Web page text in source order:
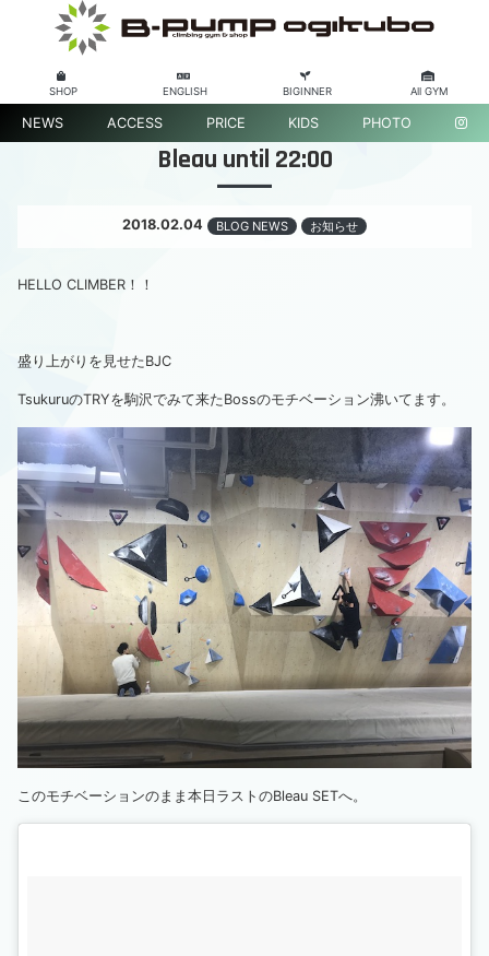
SHOP ENGLISH BIGINNER All GYM
NEWS ACCESS PRICE KIDS PHOTO
Bleau until 22:00
2018.02.04 BLOG NEWS お知らせ
HELLO CLIMBER！！
盛り上がりを見せたBJC
TsukuruのTRYを駒沢でみて来たBossのモチベーション沸いてます。
このモチベーションのまま本日ラストのBleau SETへ。